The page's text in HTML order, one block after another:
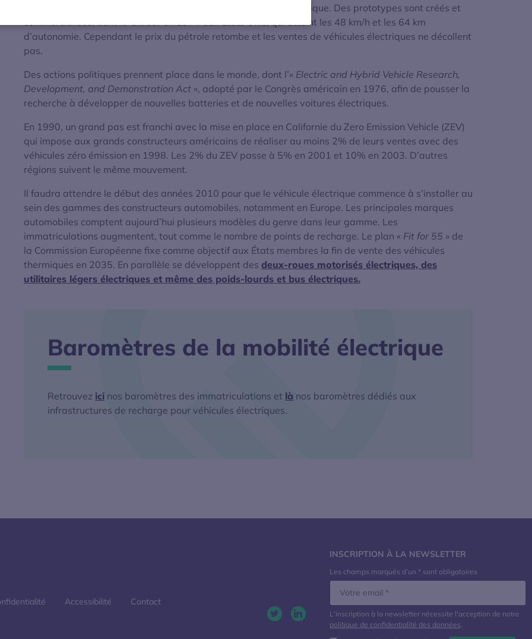
donnent un nouveau souffle au développement du véhicule électrique. Des prototypes sont créés et
commercialisés, dont la CitiCar en 1974 aux États Unis, qui atteint les 48 km/h et les 64 km
d’autonomie. Cependant le prix du pétrole retombe et les ventes de véhicules électriques ne décollent
pas.
Des actions politiques prennent place dans le monde, dont l’« Electric and Hybrid Vehicle Research,
Development, and Demonstration Act », adopté par le Congrès américain en 1976, afin de pousser la
recherche à développer de nouvelles batteries et de nouvelles voitures électriques.
En 1990, un grand pas est franchi avec la mise en place en Californie du Zero Emission Vehicle (ZEV)
qui impose aux grands constructeurs américains de réaliser au moins 2% de leurs ventes avec des
véhicules zéro émission en 1998. Les 2% du ZEV passe à 5% en 2001 et 10% en 2003. D’autres
régions suivent le même mouvement.
Il faudra attendre le début des années 2010 pour que le véhicule électrique commence à s’installer au
sein des gammes des constructeurs automobiles, notamment en Europe. Les principales marques
automobiles comptent aujourd’hui plusieurs modèles du genre dans leur gamme. Les
immatriculations augmentent, tout comme le nombre de points de recharge. Le plan « Fit for 55 » de
la Commission Européenne fixe comme objectif aux États membres la fin de vente des véhicules
thermiques en 2035. En parallèle se développent des deux-roues motorisés électriques, des
utilitaires légers électriques et même des poids-lourds et bus électriques.
Baromètres de la mobilité électrique
Retrouvez ici nos baromètres des immatriculations et là nos baromètres dédiés aux
infrastructures de recharge pour véhicules électriques.
Accessibilité Contact
Twitter. S'ouvre dans une nouvelle fenêtre
LinkedIn. S'ouvre dans une nouvelle fenêtre
INSCRIPTION À LA NEWSLETTER
Les champs marqués d’un * sont obligatoires
L'inscription à la newsletter nécessite l'acception de notre
politique de confidentialité des données.